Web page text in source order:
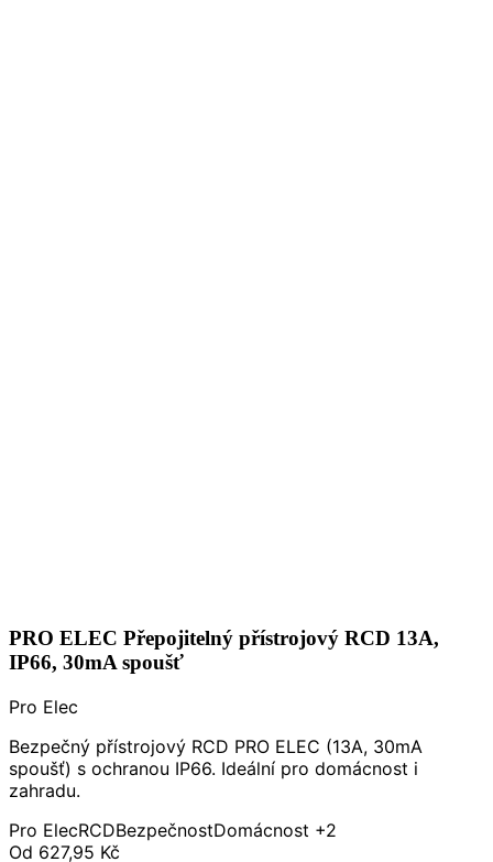
PRO ELEC Přepojitelný přístrojový RCD 13A,
IP66, 30mA spoušť
Pro Elec
Bezpečný přístrojový RCD PRO ELEC (13A, 30mA
spoušť) s ochranou IP66. Ideální pro domácnost i
zahradu.
Pro ElecRCDBezpečnostDomácnost +2
Od 627,95 Kč